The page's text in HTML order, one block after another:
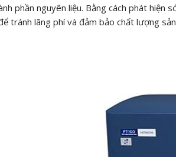
phần nguyên liệu. Bằng cách phát hiện
tránh lãng phí và đảm bảo chất lượng